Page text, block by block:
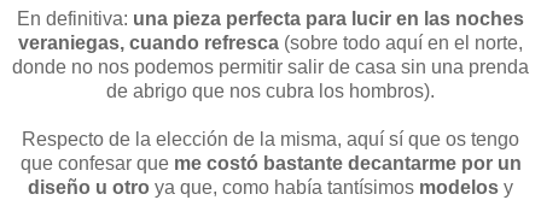
En definitiva: una pieza perfecta para lucir en las noches
veraniegas, cuando refresca (sobre todo aquí en el norte,
donde no nos podemos permitir salir de casa sin una prenda
de abrigo que nos cubra los hombros).
Respecto de la elección de la misma, aquí sí que os tengo
que confesar queme costó bastante decantarme por un
diseño u otro ya que, como había tantísimos modelos y